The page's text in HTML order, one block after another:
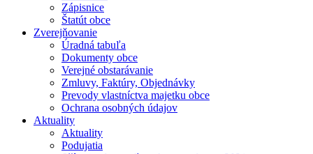
Zápisnice
Štatút obce
Zverejňovanie
Úradná tabuľa
Dokumenty obce
Verejné obstarávanie
Zmluvy, Faktúry, Objednávky
Prevody vlastníctva majetku obce
Ochrana osobných údajov
Aktuality
Aktuality
Podujatia